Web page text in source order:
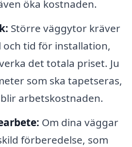
öka kostnaden.
Större väggytor kräver
tid för installation,
det totala priset. Ju
som ska tapetseras,
arbetskostnaden.
Om dina väggar
förberedelse, som